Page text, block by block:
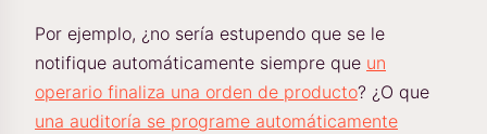
Por ejemplo, ¿no sería estupendo que se le
notifique automáticamente siempre que un
operario finaliza una orden de producto? ¿O que
una auditoría se programe automáticamente